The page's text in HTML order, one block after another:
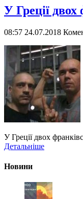
У Греції двох
08:57 24.07.2018
У Греції двох
Детальніше
Новини